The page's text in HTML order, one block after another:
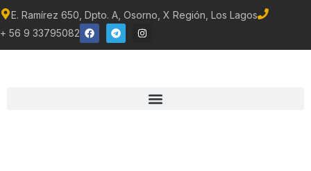
E. Ramírez 650, Dpto. A, Osorno, X Región, Los Lagos
+ 56 9 33795082